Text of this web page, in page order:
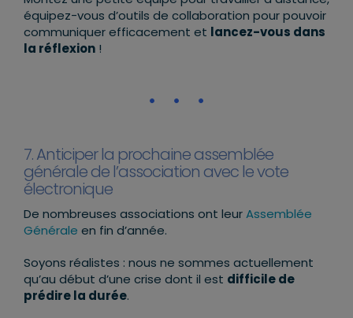
équipez-vous d’outils de collaboration pour pouvoir
communiquer efficacement et lancez-vous dans
la réflexion !
7. Anticiper la prochaine assemblée
générale de l’association avec le vote
électronique
De nombreuses associations ont leurAssemblée
Générale en fin d’année.
Soyons réalistes : nous ne sommes actuellement
qu’au début d’une crise dont il est difficile de
prédire la durée.